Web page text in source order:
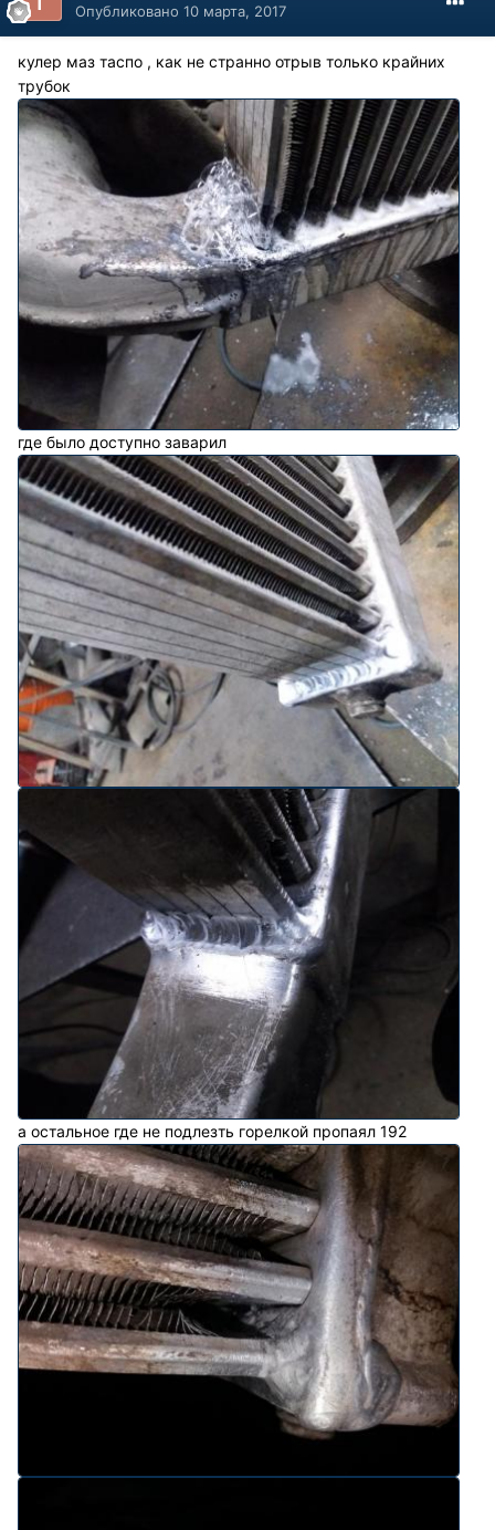
Опубликовано 10 марта, 2017
кулер маз таспо , как не странно отрыв только крайних
трубок
где было доступно заварил
а остальное где не подлезть горелкой пропаял 192